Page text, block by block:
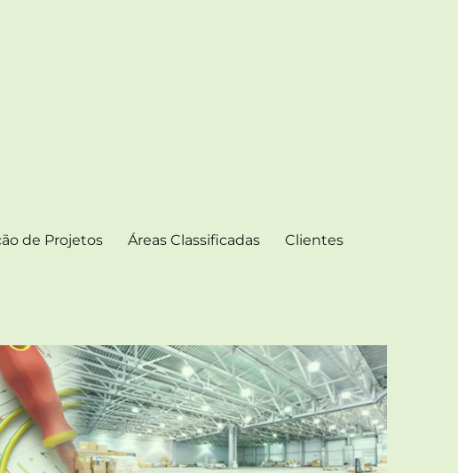
de Projetos Áreas Classificadas Clientes